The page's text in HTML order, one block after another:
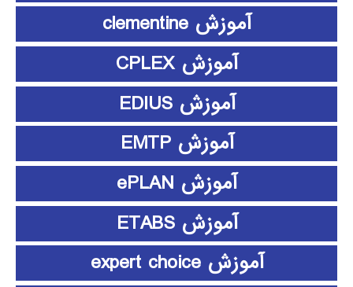
آموزش clementine
آموزش CPLEX
آموزش EDIUS
آموزش EMTP
آموزش ePLAN
آموزش ETABS
آموزش expert choice